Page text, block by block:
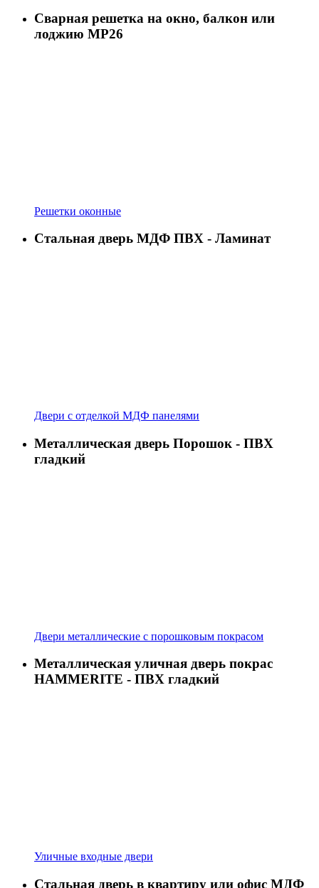
Сварная решетка на окно, балкон или
лоджию МР26
Решетки оконные
Стальная дверь МДФ ПВХ - Ламинат
Двери с отделкой МДФ панелями
Металлическая дверь Порошок - ПВХ
гладкий
Двери металлические с порошковым покрасом
Металлическая уличная дверь покрас
HAMMERITE - ПВХ гладкий
Уличные входные двери
Стальная дверь в квартиру или офис МДФ